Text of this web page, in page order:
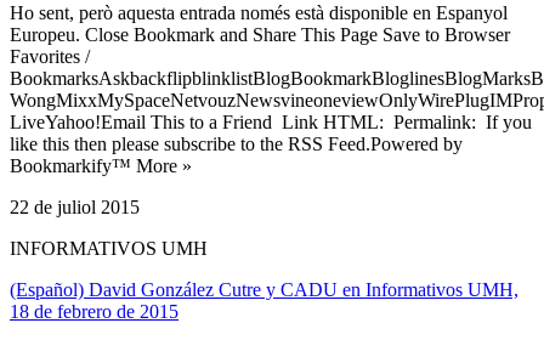
Ho sent, però aquesta entrada només està disponible en Espanyol
Europeu. Close Bookmark and Share This Page Save to Browser
Favorites /
LiveYahoo!Email This to a Friend Link HTML: Permalink: If you
like this then please subscribe to the RSS Feed.Powered by
Bookmarkify™ More »
22 de juliol 2015
INFORMATIVOS UMH
(Español) David González Cutre y CADU en Informativos UMH,
18 de febrero de 2015